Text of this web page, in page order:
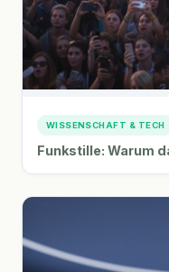
WISSENSCHAFT & TECH
Funkstille: Warum